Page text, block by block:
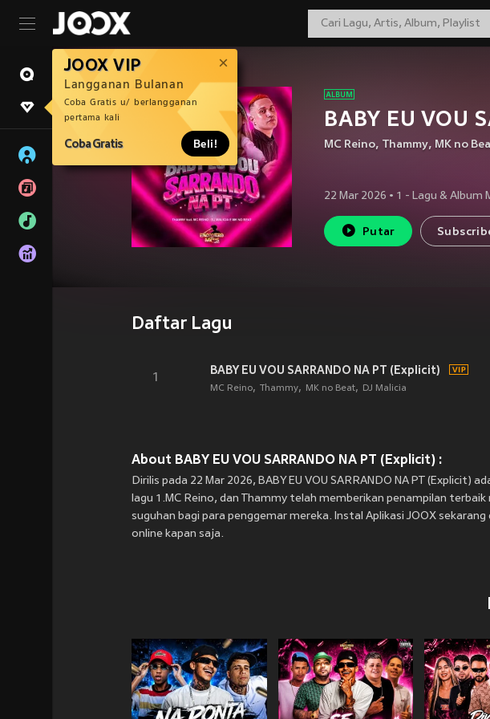
JOOX VIP
Langganan Bulanan
Coba Gratis u/ berlangganan
pertama kali
Coba Gratis Beli!
BABY EU VOU
MC Reino, Thammy, MK no
22 Mar 2026 • 1 - Lagu & Album
Putar
Daftar Lagu
1
BABY EU VOU SARRANDO NA PT (Explicit)
MC Reino Thammy MK no Beat DJ Malicia
About BABY EU VOU SARRANDO NA PT (Explicit) :
Dirilis pada 22 Mar 2026, BABY EU VOU SARRANDO NA PT
lagu 1.MC Reino, dan Thammy telah memberikan penampilan terbaik
suguhan bagi para penggemar mereka. Instal Aplikasi JOOX sekarang
online kapan saja.